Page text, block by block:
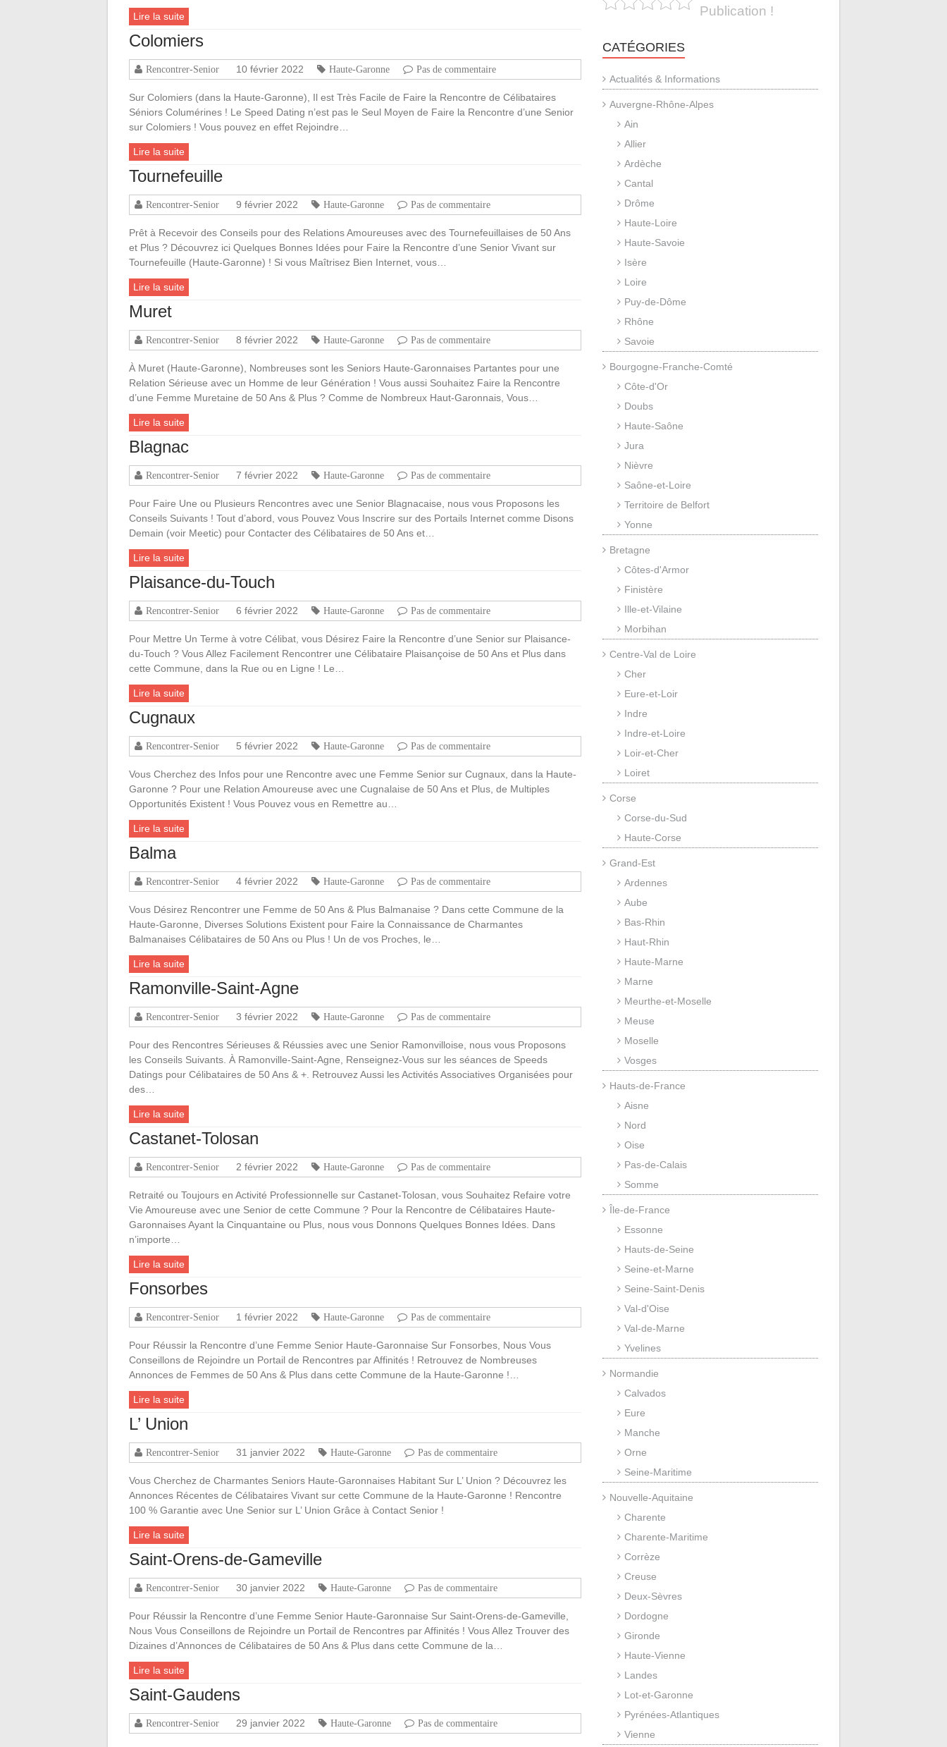
Lire la suite
Colomiers
Rencontrer-Senior 10 février 2022 Haute-Garonne Pas de commentaire
Sur Colomiers (dans la Haute-Garonne), Il est Très Facile de Faire la Rencontre de Célibataires
Séniors Columérines ! Le Speed Dating n’est pas le Seul Moyen de Faire la Rencontre d’une Senior
sur Colomiers ! Vous pouvez en effet Rejoindre…
Lire la suite
Tournefeuille
Rencontrer-Senior 9 février 2022 Haute-Garonne Pas de commentaire
Prêt à Recevoir des Conseils pour des Relations Amoureuses avec des Tournefeuillaises de 50 Ans
et Plus ? Découvrez ici Quelques Bonnes Idées pour Faire la Rencontre d’une Senior Vivant sur
Tournefeuille (Haute-Garonne) ! Si vous Maîtrisez Bien Internet, vous…
Lire la suite
Muret
Rencontrer-Senior 8 février 2022 Haute-Garonne Pas de commentaire
À Muret (Haute-Garonne), Nombreuses sont les Seniors Haute-Garonnaises Partantes pour une
Relation Sérieuse avec un Homme de leur Génération ! Vous aussi Souhaitez Faire la Rencontre
d’une Femme Muretaine de 50 Ans & Plus ? Comme de Nombreux Haut-Garonnais, Vous…
Lire la suite
Blagnac
Rencontrer-Senior 7 février 2022 Haute-Garonne Pas de commentaire
Pour Faire Une ou Plusieurs Rencontres avec une Senior Blagnacaise, nous vous Proposons les
Conseils Suivants ! Tout d’abord, vous Pouvez Vous Inscrire sur des Portails Internet comme Disons
Demain (voir Meetic) pour Contacter des Célibataires de 50 Ans et…
Lire la suite
Plaisance-du-Touch
Rencontrer-Senior 6 février 2022 Haute-Garonne Pas de commentaire
Pour Mettre Un Terme à votre Célibat, vous Désirez Faire la Rencontre d’une Senior sur Plaisance-
du-Touch ? Vous Allez Facilement Rencontrer une Célibataire Plaisançoise de 50 Ans et Plus dans
cette Commune, dans la Rue ou en Ligne ! Le…
Lire la suite
Cugnaux
Rencontrer-Senior 5 février 2022 Haute-Garonne Pas de commentaire
Vous Cherchez des Infos pour une Rencontre avec une Femme Senior sur Cugnaux, dans la Haute-
Garonne ? Pour une Relation Amoureuse avec une Cugnalaise de 50 Ans et Plus, de Multiples
Opportunités Existent ! Vous Pouvez vous en Remettre au…
Lire la suite
Balma
Rencontrer-Senior 4 février 2022 Haute-Garonne Pas de commentaire
Vous Désirez Rencontrer une Femme de 50 Ans & Plus Balmanaise ? Dans cette Commune de la
Haute-Garonne, Diverses Solutions Existent pour Faire la Connaissance de Charmantes
Balmanaises Célibataires de 50 Ans ou Plus ! Un de vos Proches, le…
Lire la suite
Ramonville-Saint-Agne
Rencontrer-Senior 3 février 2022 Haute-Garonne Pas de commentaire
Pour des Rencontres Sérieuses & Réussies avec une Senior Ramonvilloise, nous vous Proposons
les Conseils Suivants. À Ramonville-Saint-Agne, Renseignez-Vous sur les séances de Speeds
Datings pour Célibataires de 50 Ans & +. Retrouvez Aussi les Activités Associatives Organisées pour
des…
Lire la suite
Castanet-Tolosan
Rencontrer-Senior 2 février 2022 Haute-Garonne Pas de commentaire
Retraité ou Toujours en Activité Professionnelle sur Castanet-Tolosan, vous Souhaitez Refaire votre
Vie Amoureuse avec une Senior de cette Commune ? Pour la Rencontre de Célibataires Haute-
Garonnaises Ayant la Cinquantaine ou Plus, nous vous Donnons Quelques Bonnes Idées. Dans
n’importe…
Lire la suite
Fonsorbes
Rencontrer-Senior 1 février 2022 Haute-Garonne Pas de commentaire
Pour Réussir la Rencontre d’une Femme Senior Haute-Garonnaise Sur Fonsorbes, Nous Vous
Conseillons de Rejoindre un Portail de Rencontres par Affinités ! Retrouvez de Nombreuses
Annonces de Femmes de 50 Ans & Plus dans cette Commune de la Haute-Garonne !…
Lire la suite
L’ Union
Rencontrer-Senior 31 janvier 2022 Haute-Garonne Pas de commentaire
Vous Cherchez de Charmantes Seniors Haute-Garonnaises Habitant Sur L’ Union ? Découvrez les
Annonces Récentes de Célibataires Vivant sur cette Commune de la Haute-Garonne ! Rencontre
100 % Garantie avec Une Senior sur L’ Union Grâce à Contact Senior !
Lire la suite
Saint-Orens-de-Gameville
Rencontrer-Senior 30 janvier 2022 Haute-Garonne Pas de commentaire
Pour Réussir la Rencontre d’une Femme Senior Haute-Garonnaise Sur Saint-Orens-de-Gameville,
Nous Vous Conseillons de Rejoindre un Portail de Rencontres par Affinités ! Vous Allez Trouver des
Dizaines d’Annonces de Célibataires de 50 Ans & Plus dans cette Commune de la…
Lire la suite
Saint-Gaudens
Rencontrer-Senior 29 janvier 2022 Haute-Garonne Pas de commentaire
Publication !
CATÉGORIES
Actualités & Informations
Auvergne-Rhône-Alpes
Ain
Allier
Ardèche
Cantal
Drôme
Haute-Loire
Haute-Savoie
Isère
Loire
Puy-de-Dôme
Rhône
Savoie
Bourgogne-Franche-Comté
Côte-d'Or
Doubs
Haute-Saône
Jura
Nièvre
Saône-et-Loire
Territoire de Belfort
Yonne
Bretagne
Côtes-d'Armor
Finistère
Ille-et-Vilaine
Morbihan
Centre-Val de Loire
Cher
Eure-et-Loir
Indre
Indre-et-Loire
Loir-et-Cher
Loiret
Corse
Corse-du-Sud
Haute-Corse
Grand-Est
Ardennes
Aube
Bas-Rhin
Haut-Rhin
Haute-Marne
Marne
Meurthe-et-Moselle
Meuse
Moselle
Vosges
Hauts-de-France
Aisne
Nord
Oise
Pas-de-Calais
Somme
Île-de-France
Essonne
Hauts-de-Seine
Seine-et-Marne
Seine-Saint-Denis
Val-d'Oise
Val-de-Marne
Yvelines
Normandie
Calvados
Eure
Manche
Orne
Seine-Maritime
Nouvelle-Aquitaine
Charente
Charente-Maritime
Corrèze
Creuse
Deux-Sèvres
Dordogne
Gironde
Haute-Vienne
Landes
Lot-et-Garonne
Pyrénées-Atlantiques
Vienne